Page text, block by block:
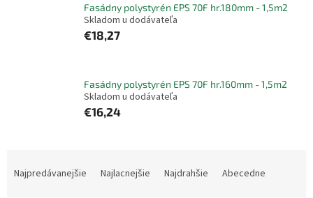
Fasádny polystyrén EPS 70F hr.180mm - 1,5m2
Skladom u dodávateľa
€18,27
Fasádny polystyrén EPS 70F hr.160mm - 1,5m2
Skladom u dodávateľa
€16,24
Najpredávanejšie Najlacnejšie Najdrahšie Abecedne